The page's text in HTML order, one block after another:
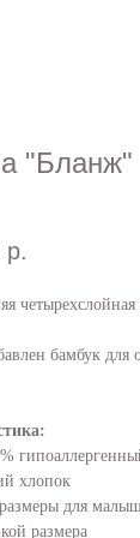
"Бланж"
р.
четырехслойная
бамбук для
хлопок
для
размера